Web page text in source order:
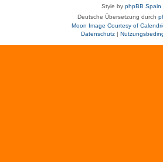
Style by phpBB Spain
Deutsche Übersetzung durch
Moon Image Courtesy of
Datenschutz|